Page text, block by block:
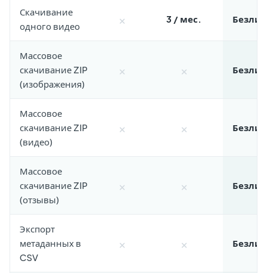
Скачивание
одного видео
× 3 / мес.
Массовое
скачивание ZIP
(изображения)
× ×
Массовое
скачивание ZIP
(видео)
× ×
Массовое
скачивание ZIP
(отзывы)
× ×
Экспорт
метаданных в
CSV
× ×